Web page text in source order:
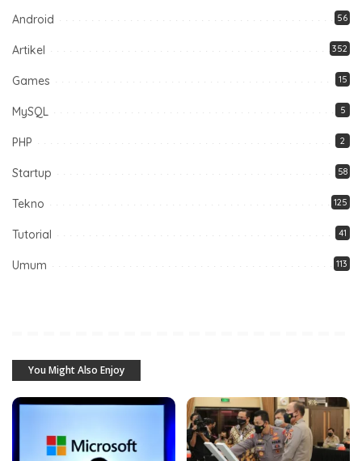
Android 56
Artikel 352
Games 15
MySQL 5
PHP 2
Startup 58
Tekno 125
Tutorial 41
Umum 113
You Might Also Enjoy